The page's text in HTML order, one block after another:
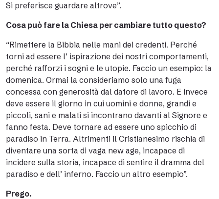
Si preferisce guardare altrove”.
Cosa può fare la Chiesa per cambiare tutto questo?
“Rimettere la Bibbia nelle mani dei credenti. Perché
torni ad essere l’ ispirazione dei nostri comportamenti,
perché rafforzi i sogni e le utopie. Faccio un esempio: la
domenica. Ormai la consideriamo solo una fuga
concessa con generosità dal datore di lavoro. E invece
deve essere il giorno in cui uomini e donne, grandi e
piccoli, sani e malati si incontrano davanti al Signore e
fanno festa. Deve tornare ad essere uno spicchio di
paradiso in Terra. Altrimenti il Cristianesimo rischia di
diventare una sorta di vaga new age, incapace di
incidere sulla storia, incapace di sentire il dramma del
paradiso e dell’ inferno. Faccio un altro esempio”.
Prego.